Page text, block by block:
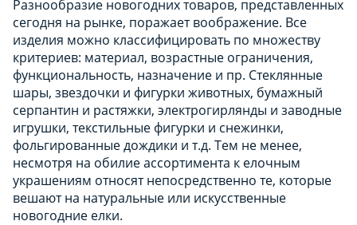
Разнообразие новогодних товаров, представленных
сегодня на рынке, поражает воображение. Все
изделия можно классифицировать по множеству
критериев: материал, возрастные ограничения,
функциональность, назначение и пр. Стеклянные
шары, звездочки и фигурки животных, бумажный
серпантин и растяжки, электрогирлянды и заводные
игрушки, текстильные фигурки и снежинки,
фольгированные дождики и т.д. Тем не менее,
несмотря на обилие ассортимента к елочным
украшениям относят непосредственно те, которые
вешают на натуральные или искусственные
новогодние елки.